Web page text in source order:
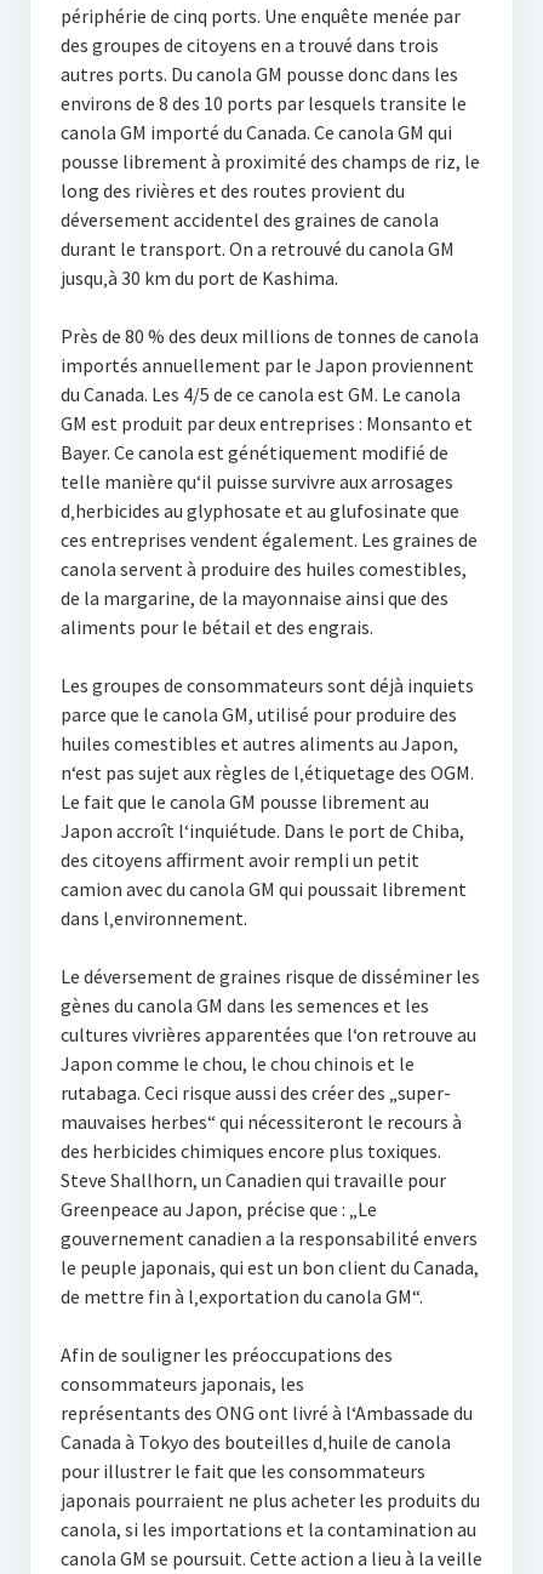
périphérie de cinq ports. Une enquête menée par
des groupes de citoyens en a trouvé dans trois
autres ports. Du canola GM pousse donc dans les
environs de 8 des 10 ports par lesquels transite le
canola GM importé du Canada. Ce canola GM qui
pousse librement à proximité des champs de riz, le
long des rivières et des routes provient du
déversement accidentel des graines de canola
durant le transport. On a retrouvé du canola GM
jusqu‚à 30 km du port de Kashima.
Près de 80 % des deux millions de tonnes de canola
importés annuellement par le Japon proviennent
du Canada. Les 4/5 de ce canola est GM. Le canola
GM est produit par deux entreprises : Monsanto et
Bayer. Ce canola est génétiquement modifié de
telle manière qu‘il puisse survivre aux arrosages
d‚herbicides au glyphosate et au glufosinate que
ces entreprises vendent également. Les graines de
canola servent à produire des huiles comestibles,
de la margarine, de la mayonnaise ainsi que des
aliments pour le bétail et des engrais.
Les groupes de consommateurs sont déjà inquiets
parce que le canola GM, utilisé pour produire des
huiles comestibles et autres aliments au Japon,
n‘est pas sujet aux règles de l‚étiquetage des OGM.
Le fait que le canola GM pousse librement au
Japon accroît l‘inquiétude. Dans le port de Chiba,
des citoyens affirment avoir rempli un petit
camion avec du canola GM qui poussait librement
dans l‚environnement.
Le déversement de graines risque de disséminer les
gènes du canola GM dans les semences et les
cultures vivrières apparentées que l‘on retrouve au
Japon comme le chou, le chou chinois et le
rutabaga. Ceci risque aussi des créer des „super-
mauvaises herbes“ qui nécessiteront le recours à
des herbicides chimiques encore plus toxiques.
Steve Shallhorn, un Canadien qui travaille pour
Greenpeace au Japon, précise que : „Le
gouvernement canadien a la responsabilité envers
le peuple japonais, qui est un bon client du Canada,
de mettre fin à l‚exportation du canola GM“.
Afin de souligner les préoccupations des
consommateurs japonais, les
représentants des ONG ont livré à l‘Ambassade du
Canada à Tokyo des bouteilles d‚huile de canola
pour illustrer le fait que les consommateurs
japonais pourraient ne plus acheter les produits du
canola, si les importations et la contamination au
canola GM se poursuit. Cette action a lieu à la veille